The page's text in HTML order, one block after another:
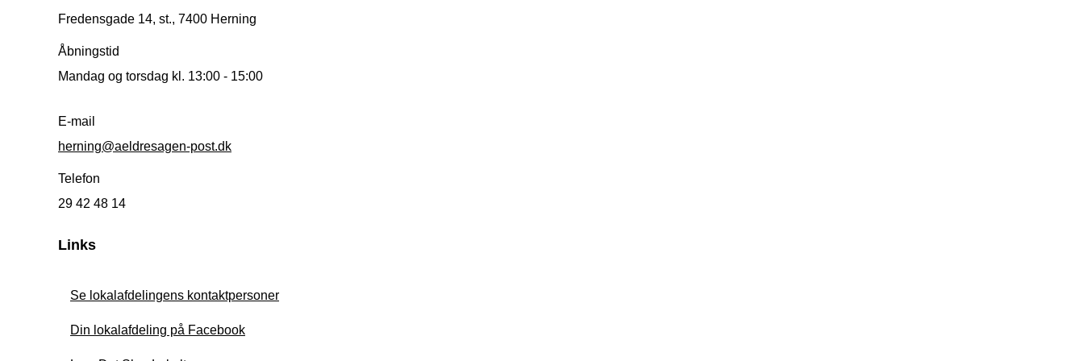
Fredensgade 14, st., 7400 Herning
Åbningstid
Mandag og torsdag kl. 13:00 - 15:00
E-mail
herning@aeldresagen-post.dk
Telefon
29 42 48 14
Links
Se lokalafdelingens kontaktpersoner
Din lokalafdeling på Facebook